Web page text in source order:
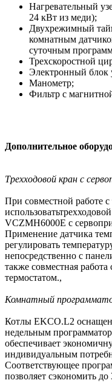
Нагревательный
24 кВт из меди);
Двухрежимный
комнатным
суточным
Трехскоростной
Электронный блок
Манометр;
Фильтр с
Дополнительное
Трехходовой кран с
При совместной работе
VCZMH6000E с
Применение датчика
регулировать
непосредственно с
также совместная
термостатом.,
Комнатный
Котлы EKCO.L2
недельным
обеспечивает
индивидуальным
Соответствующее
позволяет сэкономить